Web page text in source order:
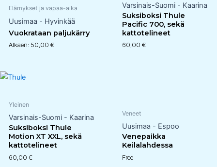
Elämykset ja vapaa-aika
Uusimaa - Hyvinkää
Vuokrataan paljukärry
Alkaen: 50,00 €
Varsinais-Suomi - Kaarina
Suksiboksi Thule
Pacific 700, sekä
kattotelineet
60,00 €
Yleinen
Varsinais-Suomi - Kaarina
Suksiboksi Thule
Motion XT XXL, sekä
kattotelineet
60,00 €
Veneet
Uusimaa - Espoo
Venepaikka
Keilalahdessa
Free